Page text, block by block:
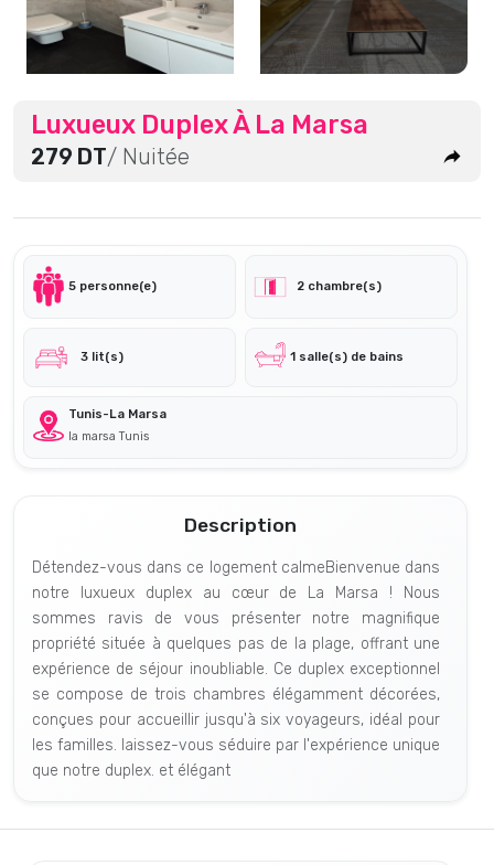
Luxueux Duplex À La Marsa
279 DT/ Nuitée
5 personne(e) 2 chambre(s)
3 lit(s) 1 salle(s) de bains
Tunis-La Marsa
la marsa Tunis
Description
Détendez-vous dans ce logement calmeBienvenue dans
notre luxueux duplex au cœur de La Marsa ! Nous
sommes ravis de vous présenter notre magnifique
propriété située à quelques pas de la plage, offrant une
expérience de séjour inoubliable. Ce duplex exceptionnel
se compose de trois chambres élégamment décorées,
conçues pour accueillir jusqu'à six voyageurs, idéal pour
les familles. laissez-vous séduire par l'expérience unique
que notre duplex. et élégant